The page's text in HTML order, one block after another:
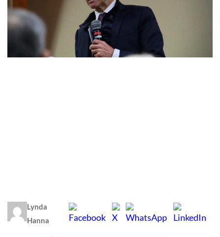
Lynda
Hanna